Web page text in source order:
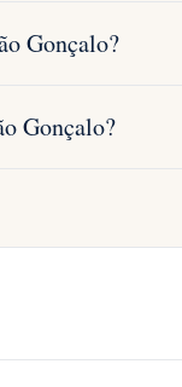
Gonçalo?
Gonçalo?